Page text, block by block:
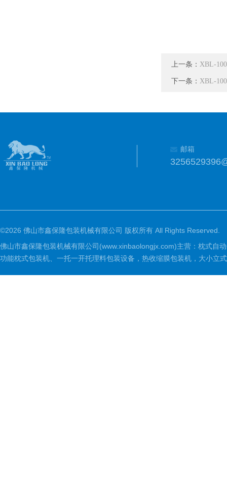
上一条： XBL-
下一条： XBL-
邮箱
©2026 佛山市鑫保隆包装机械有限公司 版权所有 All Rights Reserved.
佛山市鑫保隆包装机械有限公司(www.xinbaolongjx.com)主营：枕式自
功能枕式包装机、一托一开托理料包装设备，热收缩膜包装机，大小立